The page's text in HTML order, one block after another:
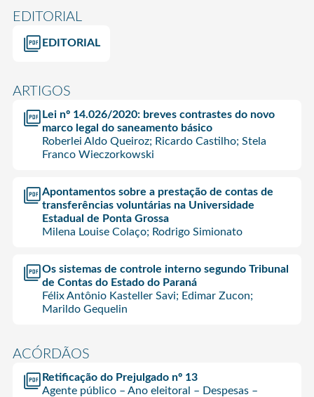
EDITORIAL
EDITORIAL
ARTIGOS
Lei nº 14.026/2020: breves contrastes do novo
marco legal do saneamento básico
Roberlei Aldo Queiroz; Ricardo Castilho; Stela
Franco Wieczorkowski
Apontamentos sobre a prestação de contas de
transferências voluntárias na Universidade
Estadual de Ponta Grossa
Milena Louise Colaço; Rodrigo Simionato
Os sistemas de controle interno segundo Tribunal
de Contas do Estado do Paraná
Félix Antônio Kasteller Savi; Edimar Zucon;
Marildo Gequelin
ACÓRDÃOS
Retificação do Prejulgado nº 13
Agente público – Ano eleitoral – Despesas –